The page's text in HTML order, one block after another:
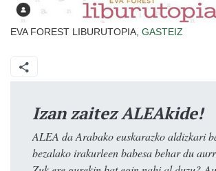
EVA FOREST LIBURUTOPIA, GASTEIZ
Izan zaitez ALEAkide!
ALEA da Arabako euskarazko aldizkari
bezalako irakurleen babesa behar du